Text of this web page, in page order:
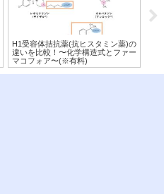
H1受容体拮抗薬(抗ヒスタミン薬)の
違いを比較！〜化学構造式とファー
マコフォア〜(※有料)